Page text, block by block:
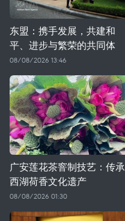
东盟：携手发展，共建和
平、进步与繁荣的共同体
08/08/2026 13:46
广安莲花茶窨制技艺：传承
西湖荷香文化遗产
08/08/2026 01:30